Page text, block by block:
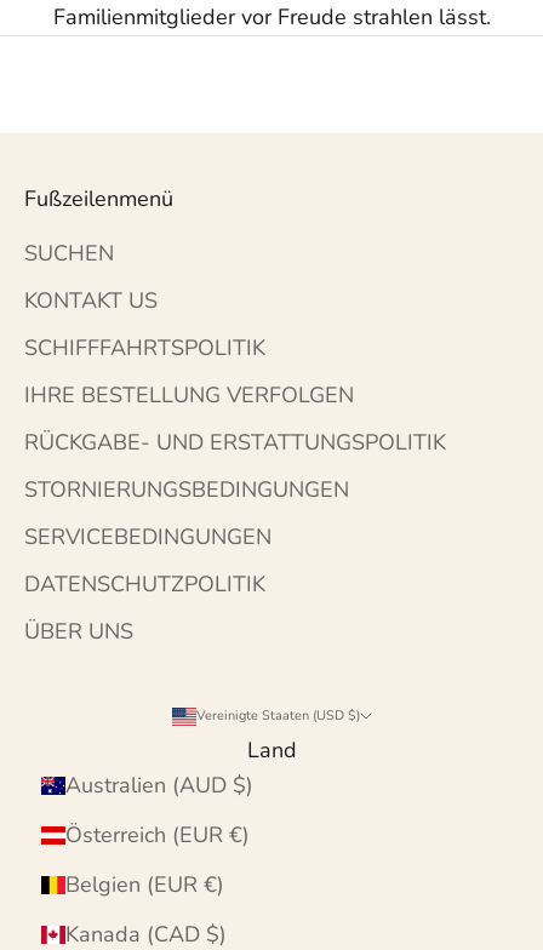
Familienmitglieder vor Freude strahlen lässt.
Fußzeilenmenü
SUCHEN
KONTAKT US
SCHIFFFAHRTSPOLITIK
IHRE BESTELLUNG VERFOLGEN
RÜCKGABE- UND ERSTATTUNGSPOLITIK
STORNIERUNGSBEDINGUNGEN
SERVICEBEDINGUNGEN
DATENSCHUTZPOLITIK
ÜBER UNS
Vereinigte Staaten (USD $)
Land
Australien (AUD $)
Österreich (EUR €)
Belgien (EUR €)
Kanada (CAD $)